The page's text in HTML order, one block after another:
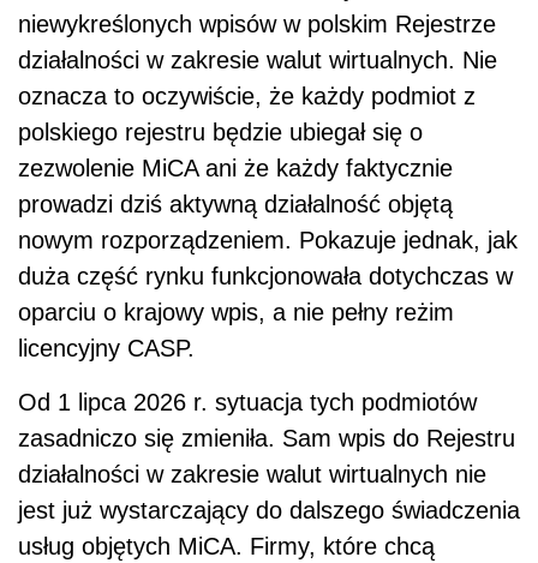
niewykreślonych wpisów w polskim Rejestrze
działalności w zakresie walut wirtualnych. Nie
oznacza to oczywiście, że każdy podmiot z
polskiego rejestru będzie ubiegał się o
zezwolenie MiCA ani że każdy faktycznie
prowadzi dziś aktywną działalność objętą
nowym rozporządzeniem. Pokazuje jednak, jak
duża część rynku funkcjonowała dotychczas w
oparciu o krajowy wpis, a nie pełny reżim
licencyjny CASP.
Od 1 lipca 2026 r. sytuacja tych podmiotów
zasadniczo się zmieniła. Sam wpis do Rejestru
działalności w zakresie walut wirtualnych nie
jest już wystarczający do dalszego świadczenia
usług objętych MiCA. Firmy, które chcą